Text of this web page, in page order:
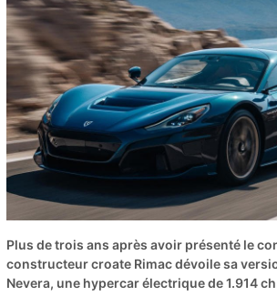
Plus de trois ans après avoir présenté le
constructeur croate Rimac dévoile sa
Nevera, une hypercar électrique de 1.914 ch